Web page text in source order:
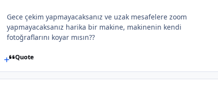
Gece çekim yapmayacaksanız ve uzak mesafelere zoom
yapmayacaksanız harika bir makine, makinenin kendi
fotoğraflarını koyar mısın??
Quote